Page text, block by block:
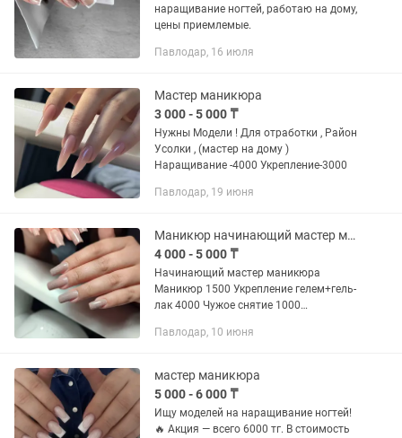
наращивание ногтей, работаю на дому,
цены приемлемые.
Павлодар, 16 июля
Мастер маникюра
3 000 - 5 000 ₸
Нужны Модели ! Для отработки , Район
Усолки , (мастер на дому )
Наращивание -4000 Укрепление-3000
Павлодар, 19 июня
Маникюр начинающий мастер маникюра
4 000 - 5 000 ₸
Начинающий мастер маникюра
Маникюр 1500 Укрепление гелем+гель-
лак 4000 Чужое снятие 1000
Павлодар, 10 июня
мастер маникюра
5 000 - 6 000 ₸
Ищу моделей на наращивание ногтей!
🔥 Акция — всего 6000 тг. В стоимость